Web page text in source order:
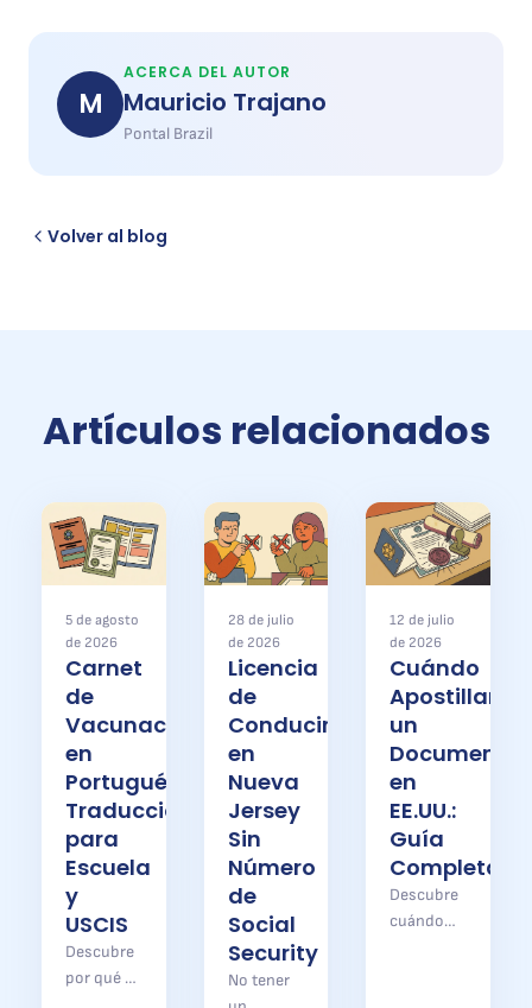
M
ACERCA DEL AUTOR
Mauricio Trajano
Pontal Brazil
Volver al blog
Artículos relacionados
5 de agosto
de 2026
Carnet
de
Vacunación
en
Portugués:
Traducción
para
Escuela
y
USCIS
Descubre
por qué el
28 de julio
de 2026
Licencia
de
Conducir
en
Nueva
Jersey
Sin
Número
de
Social
Security
No tener
12 de julio
de 2026
Cuándo
Apostillar
un
Documento
en
EE.UU.:
Guía
Completa
Descubre
cuándo